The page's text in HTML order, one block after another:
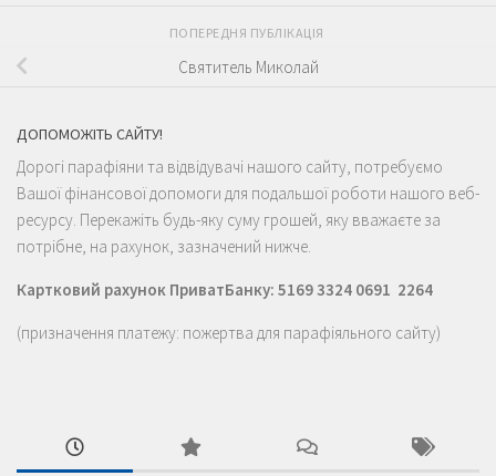
ПОПЕРЕДНЯ ПУБЛІКАЦІЯ
Cвятитель Миколай
ДОПОМОЖІТЬ САЙТУ!
Дорогі парафіяни та відвідувачі нашого сайту, потребуємо
Вашої фінансової допомоги для подальшої роботи нашого веб-
ресурсу. Перекажіть будь-яку суму грошей, яку вважаєте за
потрібне, на рахунок, зазначений нижче.
Картковий рахунок ПриватБанку: 5169 3324 0691 2264
(призначення платежу: пожертва для парафіяльного сайту)